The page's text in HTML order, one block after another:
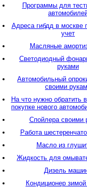
Программы для
Адреса гибдд в москве
учет
Масляные
Светодиодный
руками
Автомобильный
своими
На что нужно обратить
покупке нового
Спойлера своими
Работа
Масло из
Жидкость для
Дизель
Кондиционер